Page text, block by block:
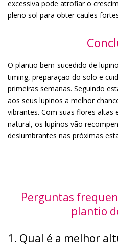
excessiva pode atrofiar o
pleno sol para obter caules
O plantio bem-sucedido de
timing, preparação do solo e
primeiras semanas. Seguindo
aos seus lupinos a melhor
vibrantes. Com suas flores altas
natural, os lupinos vão
deslumbrantes nas próximas
Perguntas
plantio
1. Qual é a melhor